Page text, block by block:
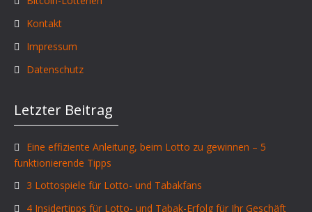
Kontakt
Impressum
Datenschutz
Letzter Beitrag
Eine effiziente Anleitung, beim Lotto zu gewinnen – 5
funktionierende Tipps
3 Lottospiele für Lotto- und Tabakfans
4 Insidertipps für Lotto- und Tabak-Erfolg für Ihr Geschäft